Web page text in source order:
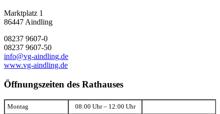
Marktplatz 1
86447 Aindling
08237 9607-0
08237 9607-50
info@vg-aindling.de
www.vg-aindling.de
Öffnungszeiten des Rathauses
Montag 08:00 Uhr – 12:00 Uhr